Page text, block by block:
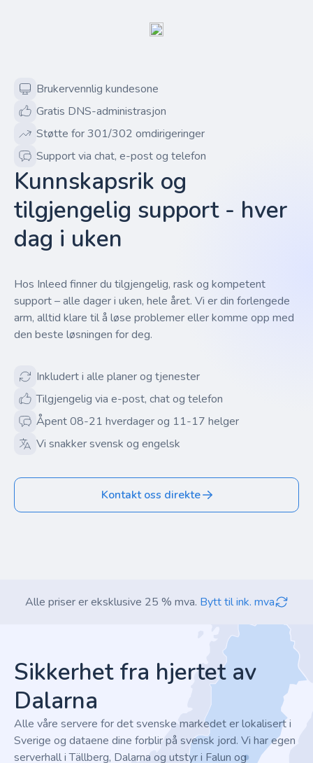
Brukervennlig kundesone
Gratis DNS-administrasjon
Støtte for 301/302 omdirigeringer
Support via chat, e-post og telefon
Kunnskapsrik og
tilgjengelig support - hver
dag i uken
Hos Inleed finner du tilgjengelig, rask og kompetent
support – alle dager i uken, hele året. Vi er din forlengede
arm, alltid klare til å løse problemer eller komme opp med
den beste løsningen for deg.
Inkludert i alle planer og tjenester
Tilgjengelig via e-post, chat og telefon
Åpent 08-21 hverdager og 11-17 helger
Vi snakker svensk og engelsk
Kontakt oss direkte
Alle priser er eksklusive 25 % mva. Bytt til ink. mva
Sikkerhet fra hjertet av
Dalarna
Alle våre servere for det svenske markedet er lokalisert i
Sverige og dataene dine forblir på svensk jord. Vi har egen
serverhall i Tällberg, Dalarna og utstyr i Falun og